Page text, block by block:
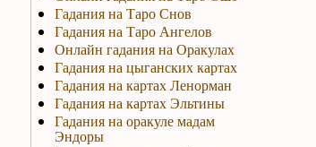
Гадания на Таро Снов
Гадания на Таро Ангелов
Онлайн гадания на Оракулах
Гадания на цыганских картах
Гадания на картах Ленорман
Гадания на картах Эльтины
Гадания на оракуле мадам
Эндоры